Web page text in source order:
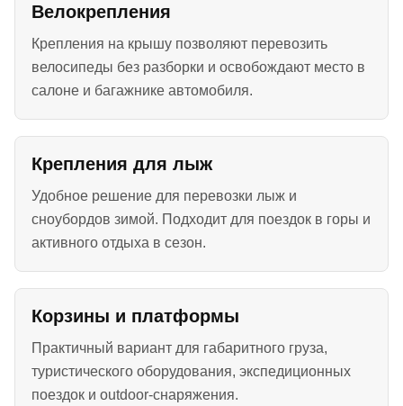
Велокрепления
Крепления на крышу позволяют перевозить
велосипеды без разборки и освобождают место в
салоне и багажнике автомобиля.
Крепления для лыж
Удобное решение для перевозки лыж и
сноубордов зимой. Подходит для поездок в горы и
активного отдыха в сезон.
Корзины и платформы
Практичный вариант для габаритного груза,
туристического оборудования, экспедиционных
поездок и outdoor-снаряжения.